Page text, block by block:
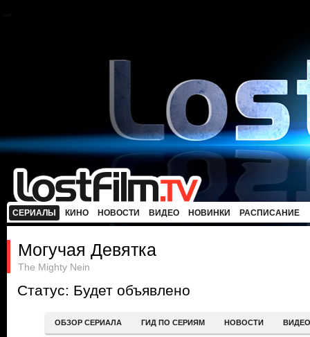
СЕРИАЛЫ КИНО НОВОСТИ ВИДЕО НОВИНКИ РАСПИСАНИЕ
Могучая Девятка
The Mighty Nein
Статус: Будет объявлено
ОБЗОР СЕРИАЛА ГИД ПО СЕРИЯМ НОВОСТИ ВИДЕО